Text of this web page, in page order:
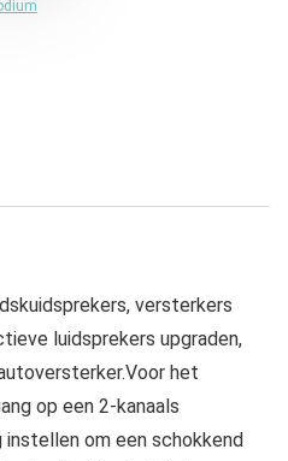
versterkers
luidsprekers upgraden,
het
op een 2-kanaals
instellen om een schokkend